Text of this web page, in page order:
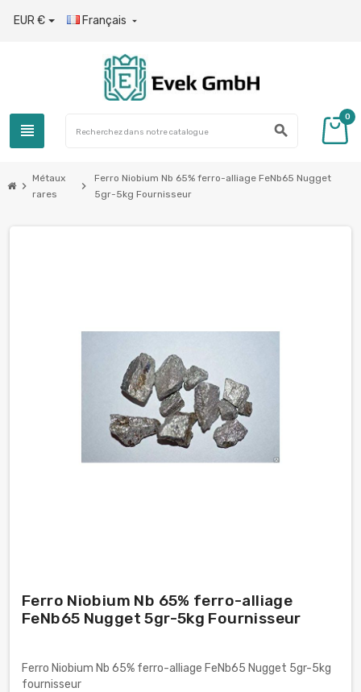
EUR € Français 
view_headline search
0
chevron_right
Métaux
rares
chevron_right
Ferro Niobium Nb 65% ferro-alliage FeNb65 Nugget
5gr-5kg Fournisseur
Ferro Niobium Nb 65% ferro-alliage
FeNb65 Nugget 5gr-5kg Fournisseur
Ferro Niobium Nb 65% ferro-alliage FeNb65 Nugget 5gr-5kg
fournisseur